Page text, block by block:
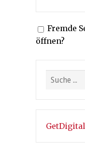
Fremde
öffnen?